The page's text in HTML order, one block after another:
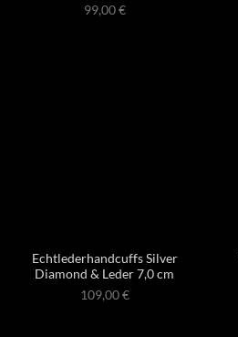
99,00€
Echtlederhandcuffs Silver
Diamond & Leder 7,0 cm
109,00€